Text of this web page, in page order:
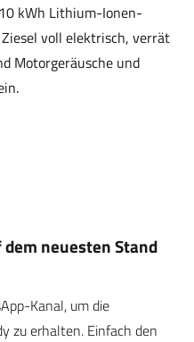
kWh Lithium-Ionen-
voll elektrisch, verrät
Motorgeräusche und
neuesten Stand
Kanal, um die
zu erhalten. Einfach den